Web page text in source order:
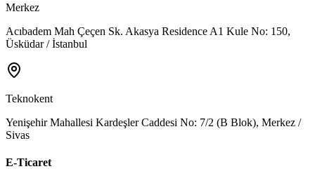
Merkez
Acıbadem Mah Çeçen Sk. Akasya Residence A1 Kule No: 150,
Üsküdar / İstanbul
Teknokent
Yenişehir Mahallesi Kardeşler Caddesi No: 7/2 (B Blok), Merkez /
Sivas
E-Ticaret